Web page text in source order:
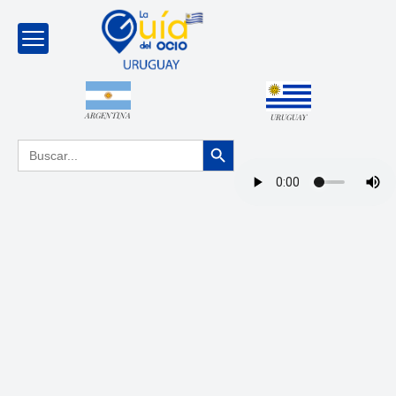
ARGENTINA URUGUAY
Buscar: Botón de búsqueda